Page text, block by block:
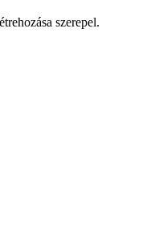
szerepel.